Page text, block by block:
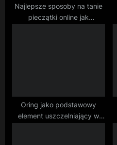
Najlepsze sposoby na tanie
pieczątki online jak
Oring jako podstawowy
element uszczelniający w